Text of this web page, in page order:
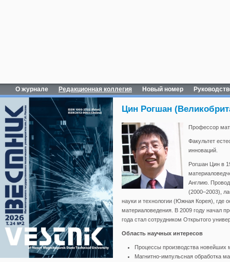
О журнале Редакционная коллегия Новый номер
Цин Рогшан
Профессор
Факультет
инноваций.
Рогшан Цин в
Англию.
(2000–2003),
науки и технологии (Южная Корея), где
материаловедения. В 2009 году начал
года стал сотрудником Открытого
Область научных интересов
Процессы производства новейших
Магнитно-импульсная обработка